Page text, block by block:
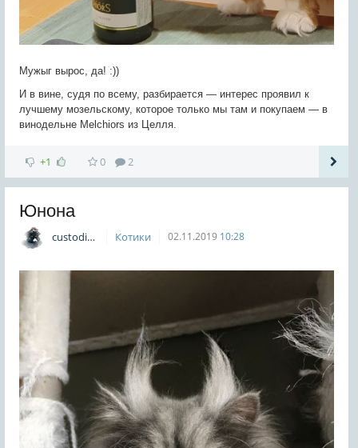
Мужыг вырос, да! :))
И в вине, судя по всему, разбирается — интерес проявил к
лучшему мозельскому, которое только мы там и покупаем — в
винодельне Melchiors из Целля.
+1 0 2
Юнона
custodian Котики 02.11.2019 10:28